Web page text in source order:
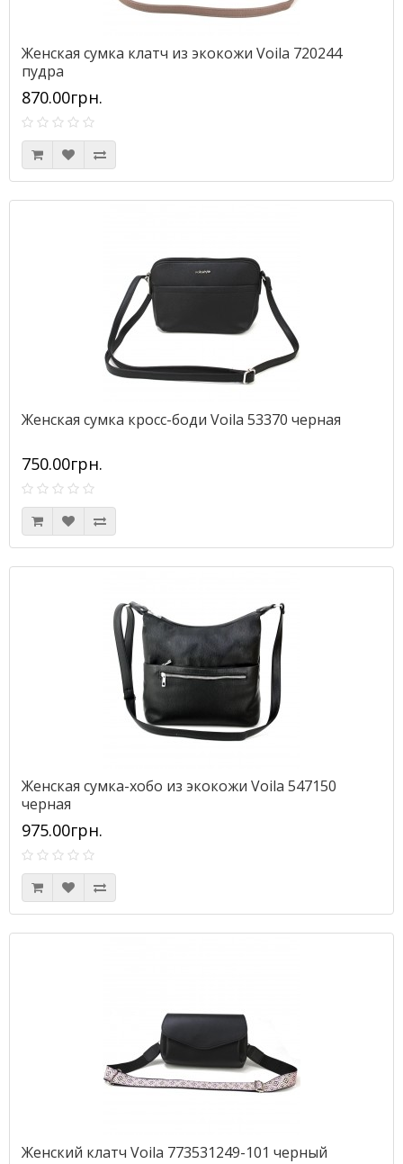
Женская сумка клатч из экокожи Voila 720244
пудра
870.00грн.
Женская сумка кросс-боди Voila 53370 черная
750.00грн.
Женская сумка-хобо из экокожи Voila 547150
черная
975.00грн.
Женский клатч Voila 773531249-101 черный